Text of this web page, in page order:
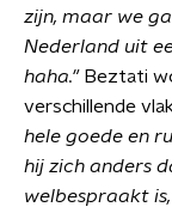
zijn, maar we
Nederland uit
haha."Beztati
verschillende
hele goede en
hij zich anders
welbespraakt